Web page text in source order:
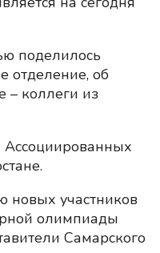
поделилось
отделение, об
– коллеги из
новых участников
олимпиады
Самарского